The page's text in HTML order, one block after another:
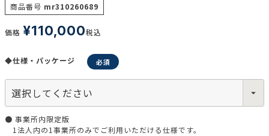
商品番号 mr310260689
価格 ¥110,000税込
◆仕様・パッケージ
● 事業所内限定版
1法人内の1事業所のみでご利用いただける仕様です。